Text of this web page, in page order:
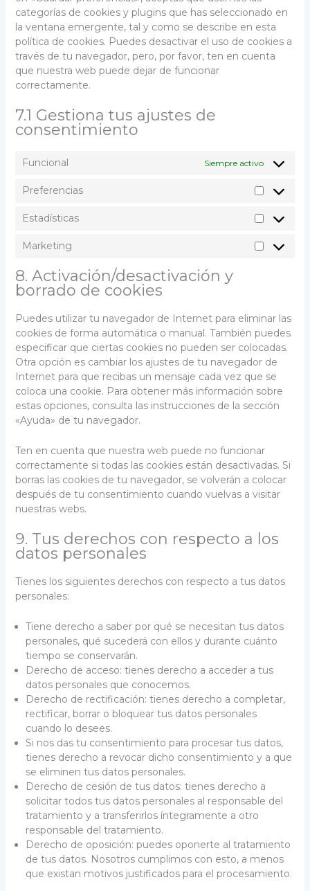
categorías de cookies y plugins que has seleccionado en
la ventana emergente, tal y como se describe en esta
política de cookies. Puedes desactivar el uso de cookies a
través de tu navegador, pero, por favor, ten en cuenta
que nuestra web puede dejar de funcionar
correctamente.
7.1 Gestiona tus ajustes de
consentimiento
Funcional Siempre activo
Preferencias
Estadísticas
Marketing
8. Activación/desactivación y
borrado de cookies
Puedes utilizar tu navegador de Internet para eliminar las
cookies de forma automática o manual. También puedes
especificar que ciertas cookies no pueden ser colocadas.
Otra opción es cambiar los ajustes de tu navegador de
Internet para que recibas un mensaje cada vez que se
coloca una cookie. Para obtener más información sobre
estas opciones, consulta las instrucciones de la sección
«Ayuda» de tu navegador.
Ten en cuenta que nuestra web puede no funcionar
correctamente si todas las cookies están desactivadas. Si
borras las cookies de tu navegador, se volverán a colocar
después de tu consentimiento cuando vuelvas a visitar
nuestras webs.
9. Tus derechos con respecto a los
datos personales
Tienes los siguientes derechos con respecto a tus datos
personales:
Tiene derecho a saber por qué se necesitan tus datos
personales, qué sucederá con ellos y durante cuánto
tiempo se conservarán.
Derecho de acceso: tienes derecho a acceder a tus
datos personales que conocemos.
Derecho de rectificación: tienes derecho a completar,
rectificar, borrar o bloquear tus datos personales
cuando lo desees.
Si nos das tu consentimiento para procesar tus datos,
tienes derecho a revocar dicho consentimiento y a que
se eliminen tus datos personales.
Derecho de cesión de tus datos: tienes derecho a
solicitar todos tus datos personales al responsable del
tratamiento y a transferirlos íntegramente a otro
responsable del tratamiento.
Derecho de oposición: puedes oponerte al tratamiento
de tus datos. Nosotros cumplimos con esto, a menos
que existan motivos justificados para el procesamiento.